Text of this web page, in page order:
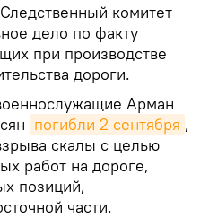
Следственный комитет
дело по факту
при производстве
дороги.
Арман
погибли 2 сентября ,
скалы с целью
работ на дороге,
позиций,
части.